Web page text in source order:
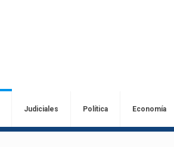
Judiciales Política Economía